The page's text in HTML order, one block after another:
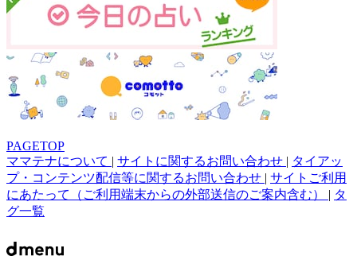
PAGETOP
ママテナについて | サイトに関するお問い合わせ | タイアッ
プ・コンテンツ配信等に関するお問い合わせ | サイトご利用
にあたって（ご利用端末からの外部送信のご案内含む） | タ
グ一覧